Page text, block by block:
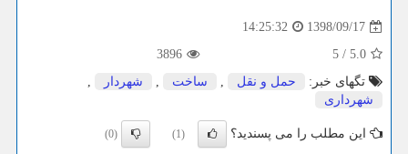
1398/09/17
14:25:32
5.0
/
5
3896
تگهای خبر:
حمل و نقل , ساخت , شهردار
,
شهرداری
این مطلب را می پسندید؟ (1)
(0)